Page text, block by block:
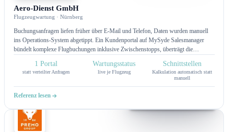
Aero-Dienst GmbH
Flugzeugwartung · Nürnberg
Buchungsanfragen liefen früher über E-Mail und Telefon, Daten wurden manuell
ins Operations-System abgetippt. Ein Kundenportal auf MySyde Salesmanager
bündelt komplexe Flugbuchungen inklusive Zwischenstopps, überträgt die
1 Portal
statt verteilter Anfragen
Wartungsstatus
live je Flugzeug
Schnittstellen
Kalkulation automatisch statt
manuell
Referenz lesen
Salesroom